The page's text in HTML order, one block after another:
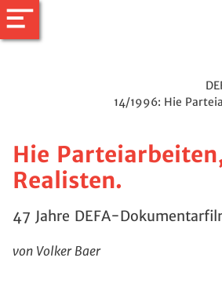
14/1996: Hie
Hie
Realisten.
47 Jahre DEFA-
von Volker Baer